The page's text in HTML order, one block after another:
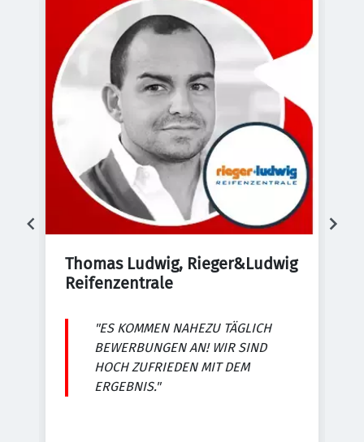
Thomas Ludwig, Rieger&Ludwig
Reifenzentrale
"ES KOMMEN NAHEZU TÄGLICH
BEWERBUNGEN AN! WIR SIND
HOCH ZUFRIEDEN MIT DEM
ERGEBNIS."